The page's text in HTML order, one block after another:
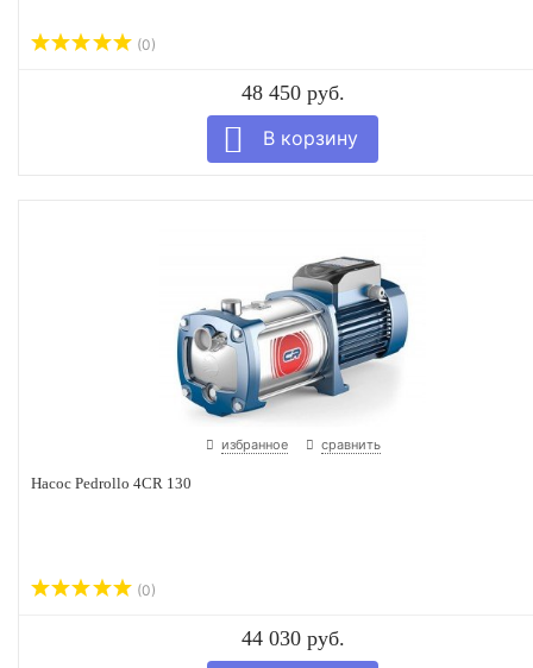
(0)
48 450 руб.
избранное сравнить
Насос Pedrollo 4CR 130
(0)
44 030 руб.